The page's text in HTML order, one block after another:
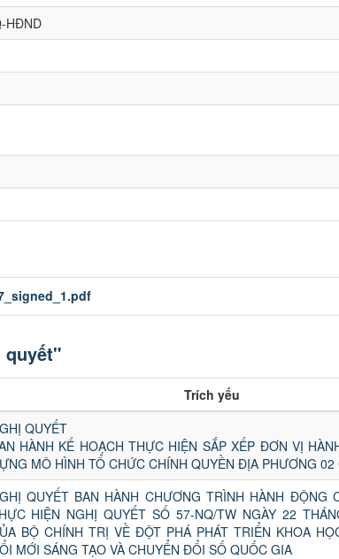
HĐND
quyết"
Trích yếu
QUYẾT
HÀNH KẾ HOẠCH THỰC HIỆN SẮP XẾP ĐƠN VỊ
MÔ HÌNH TỔ CHỨC CHÍNH QUYỀN ĐỊA PHƯƠNG 02
QUYẾT BAN HÀNH CHƯƠNG TRÌNH HÀNH ĐỘNG
HIỆN NGHỊ QUYẾT SỐ 57-NQ/TW NGÀY 22
BỘ CHÍNH TRỊ VỀ ĐỘT PHÁ PHÁT TRIỂN KHOA
MỚI SÁNG TẠO VÀ CHUYỂN ĐỔI SỐ QUỐC GIA